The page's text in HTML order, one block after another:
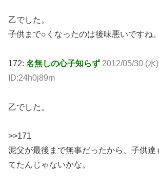
乙でした。
子供まで○くなったのは後味悪いですね。
172: 名無しの心子知らず 2012/05/30 (水
ID:24h0j89m
乙でした。
>>171
泥父が最後まで無事だったから、子供達
てたんじゃないかな。